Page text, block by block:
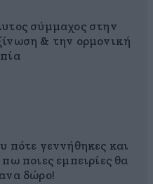
σύμμαχος στην
& την ορμονική
πότε γεννήθηκες και
ποιες εμπειρίες θα
δώρο!